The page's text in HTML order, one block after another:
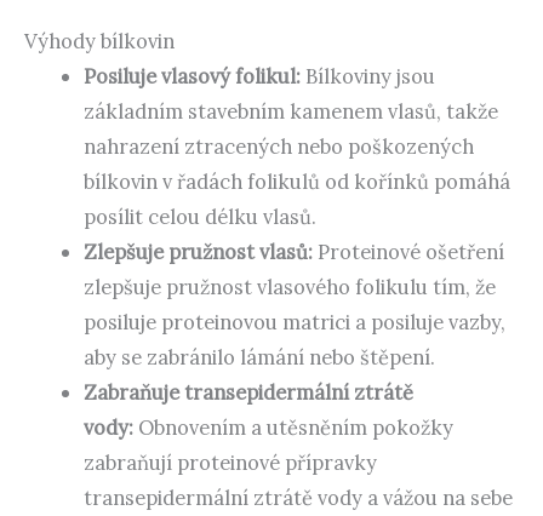
Výhody bílkovin
Posiluje vlasový folikul: Bílkoviny jsou
základním stavebním kamenem vlasů, takže
nahrazení ztracených nebo poškozených
bílkovin v řadách folikulů od kořínků pomáhá
posílit celou délku vlasů.
Zlepšuje pružnost vlasů: Proteinové ošetření
zlepšuje pružnost vlasového folikulu tím, že
posiluje proteinovou matrici a posiluje vazby,
aby se zabránilo lámání nebo štěpení.
Zabraňuje transepidermální ztrátě
vody: Obnovením a utěsněním pokožky
zabraňují proteinové přípravky
transepidermální ztrátě vody a vážou na sebe